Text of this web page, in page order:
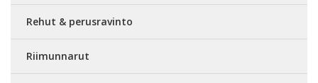
Rehut & perusravinto
Riimunnarut